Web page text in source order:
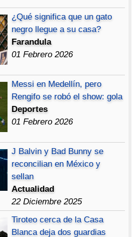
¿Qué significa que un gato
negro llegue a su casa?
Farandula
01 Febrero 2026
Messi en Medellín, pero
Rengifo se robó el show: gola
Deportes
01 Febrero 2026
J Balvin y Bad Bunny se
reconcilian en México y
sellan
Actualidad
22 Diciembre 2025
Tiroteo cerca de la Casa
Blanca deja dos guardias